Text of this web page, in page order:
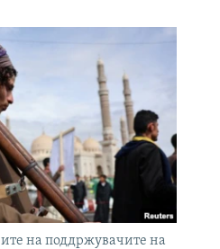
на поддржувачите на